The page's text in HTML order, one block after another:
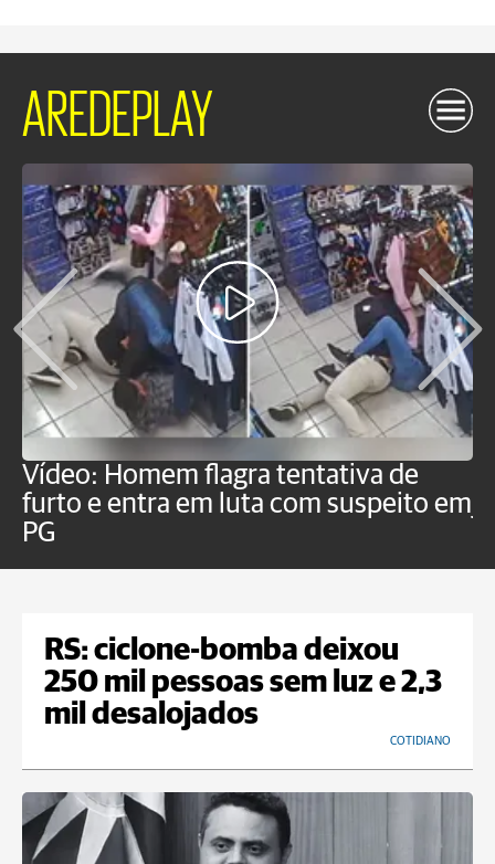
AREDEPLAY
Vídeo: Homem flagra tentativa de
furto e entra em luta com suspeito em
PG
RS: ciclone-bomba deixou
250 mil pessoas sem luz e 2,3
mil desalojados
COTIDIANO